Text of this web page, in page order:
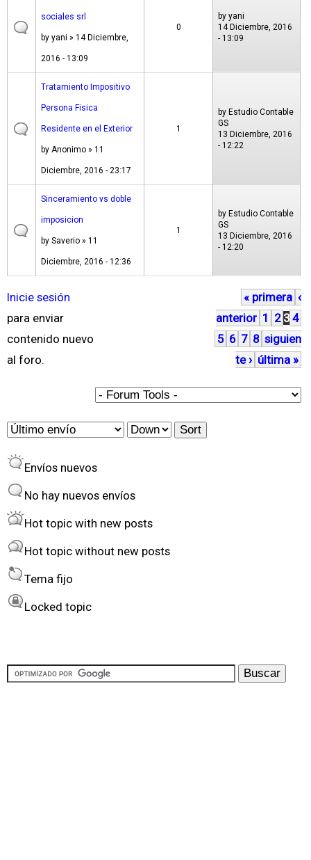
sociales srl
by yani » 14 Diciembre,
2016 - 13:09
0
by yani
14 Diciembre, 2016
- 13:09
Tratamiento Impositivo
Persona Fisica
Residente en el Exterior
by Anonimo » 11
Diciembre, 2016 - 23:17
1
by Estudio Contable
GS
13 Diciembre, 2016
- 12:22
Sinceramiento vs doble
imposicion
by Saverio » 11
Diciembre, 2016 - 12:36
1
by Estudio Contable
GS
13 Diciembre, 2016
- 12:20
Inicie sesión
para enviar
contenido nuevo
al foro.
P
á
g
s
« primera ‹
anterior 1 2 3 4
5 6 7 8 siguien
te › última »
O
d
e
r
y
S
t
Envíos nuevos
No hay nuevos envíos
Hot topic with new posts
Hot topic without new posts
Tema fijo
Locked topic